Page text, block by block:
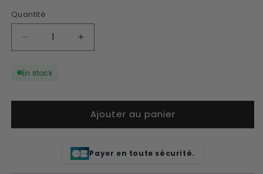
Quantité
Réduire
la
de
des
connaissances
sur
Augmenter
la
des
connaissances
sur
tatouages
En stock
Ajouter au panier
Payer en toute sécurité.